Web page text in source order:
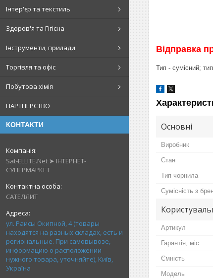
Інтер'єр та текстиль
Здоров'я та Гігієна
Інструменти, прилади
Торгівля та офіс
Побутова хімія
ПАРТНЕРСТВО
КОНТАКТИ
Sat-ELLITE.Net ➤ ІНТЕРНЕТ-
СУПЕРМАРКЕТ
САТЕЛЛИТ
ул. Раисы Окипной, 4 (товары
находятся на разных складах, есть и
региональные. При самовывозе,
информацию о расположении
нужного товара, уточняйте), Київ,
Україна
Відправка
Тип - сумісний;
Основні
Виробник
Стан
Тип чорнила
Сумісність з
Артикул
Гарантія, міс
Ємність
Мoдель